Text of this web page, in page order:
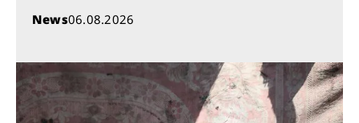
News06.08.2026